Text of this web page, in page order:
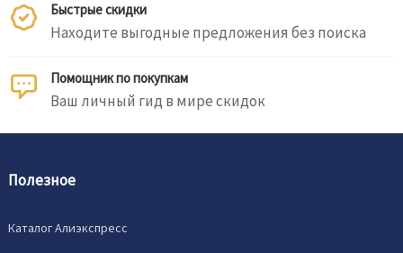
Быстрые скидки
Находите выгодные предложения без поиска
Помощник по покупкам
Ваш личный гид в мире скидок
Полезное
Каталог Алиэкспресс